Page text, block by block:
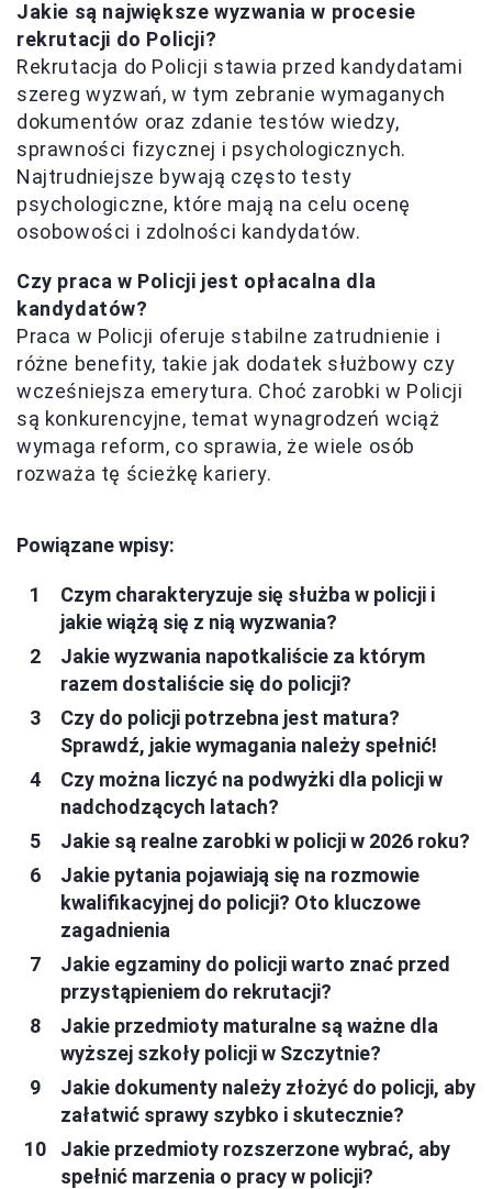
Jakie są największe wyzwania w procesie
rekrutacji do Policji?
Rekrutacja do Policji stawia przed kandydatami
szereg wyzwań, w tym zebranie wymaganych
dokumentów oraz zdanie testów wiedzy,
sprawności fizycznej i psychologicznych.
Najtrudniejsze bywają często testy
psychologiczne, które mają na celu ocenę
osobowości i zdolności kandydatów.
Czy praca w Policji jest opłacalna dla
kandydatów?
Praca w Policji oferuje stabilne zatrudnienie i
różne benefity, takie jak dodatek służbowy czy
wcześniejsza emerytura. Choć zarobki w Policji
są konkurencyjne, temat wynagrodzeń wciąż
wymaga reform, co sprawia, że wiele osób
rozważa tę ścieżkę kariery.
Powiązane wpisy:
Czym charakteryzuje się służba w policji i
jakie wiążą się z nią wyzwania?
Jakie wyzwania napotkaliście za którym
razem dostaliście się do policji?
Czy do policji potrzebna jest matura?
Sprawdź, jakie wymagania należy spełnić!
Czy można liczyć na podwyżki dla policji w
nadchodzących latach?
Jakie są realne zarobki w policji w 2026 roku?
Jakie pytania pojawiają się na rozmowie
kwalifikacyjnej do policji? Oto kluczowe
zagadnienia
Jakie egzaminy do policji warto znać przed
przystąpieniem do rekrutacji?
Jakie przedmioty maturalne są ważne dla
wyższej szkoły policji w Szczytnie?
Jakie dokumenty należy złożyć do policji, aby
załatwić sprawy szybko i skutecznie?
Jakie przedmioty rozszerzone wybrać, aby
spełnić marzenia o pracy w policji?